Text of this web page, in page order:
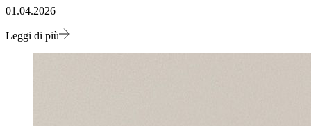
01.04.2026
Leggi di più